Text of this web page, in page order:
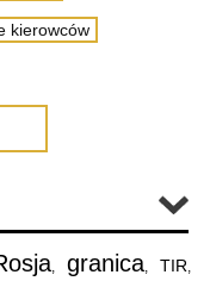
kierowców
, granica, TIR,